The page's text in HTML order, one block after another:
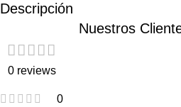
Descripción
Nuestros
0 reviews
0